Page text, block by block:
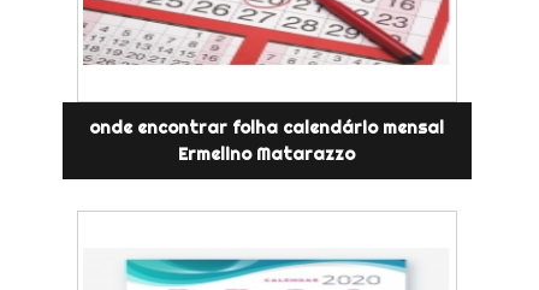
onde encontrar folha calendário mensal
Ermelino Matarazzo